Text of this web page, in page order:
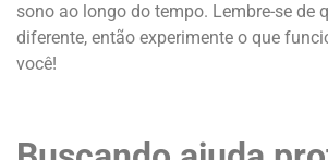
sono ao longo do tempo. Lembre-se de
diferente, então experimente o que
você!